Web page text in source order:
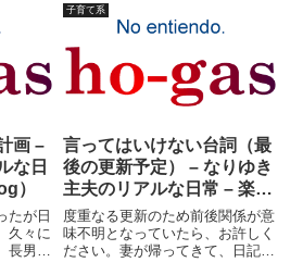
。弟
た。長
ンプ
。学
ことです。長女は、医者の予約や
塾が残っているので、後日連れて
行きます。何日子供なしの生活出
来るかわかりませんが。長女
も、...
画 –
な日
）
たが日
久々に
男と
子育て系
言ってはいけない台詞（最
後の更新予定） – なりゆき
主夫のリアルな日常 – 楽天
ブログ（Blog）
度重なる更新のため前後関係が意
味不明となっていたら、お許しく
ださい。妻が帰ってきて、日記に